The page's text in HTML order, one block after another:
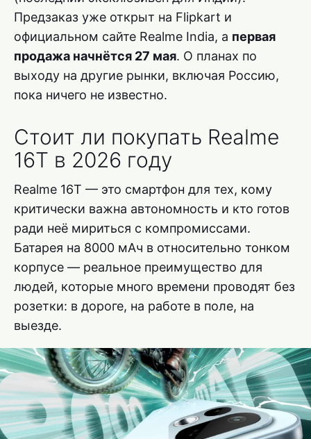
Предзаказ уже открыт на Flipkart и
официальном сайте Realme India, а первая
продажа начнётся 27 мая. О планах по
выходу на другие рынки, включая Россию,
пока ничего не известно.
Стоит ли покупать Realme
16T в 2026 году
Realme 16T — это смартфон для тех, кому
критически важна автономность и кто готов
ради неё мириться с компромиссами.
Батарея на 8000 мАч в относительно тонком
корпусе — реальное преимущество для
людей, которые много времени проводят без
розетки: в дороге, на работе в поле, на
выезде.